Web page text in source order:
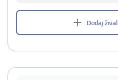
Dodaj žival